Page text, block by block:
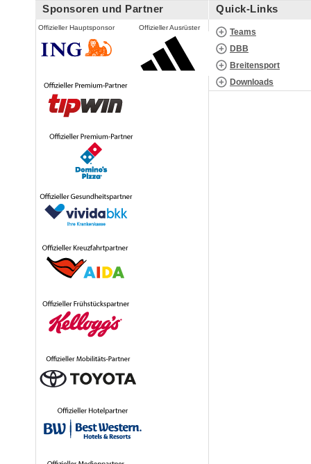
Sponsoren und Partner
Offizieller Hauptsponsor Offizieller Ausrüster
Quick-Links
Teams
DBB
Breitensport
Downloads